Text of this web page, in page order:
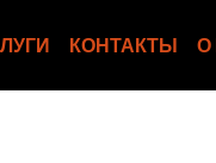
КОНТАКТЫ О